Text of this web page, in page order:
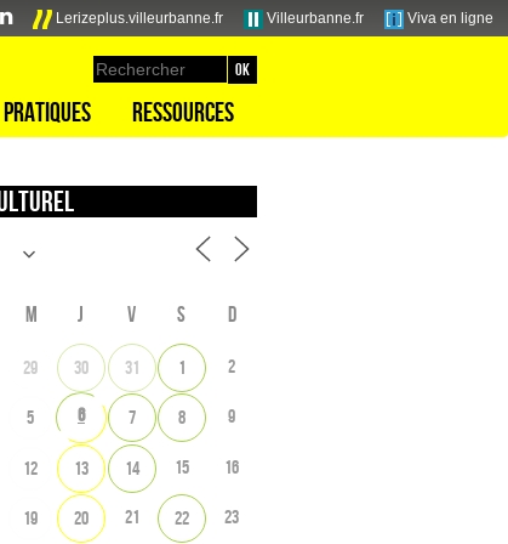
Lerizeplus.villeurbanne.fr Villeurbanne.fr Viva en ligne
Ressources
M J V S D
29 30 31 1 2
5 6 7 8 9
12 13 14 15 16
19 20 21 22 23